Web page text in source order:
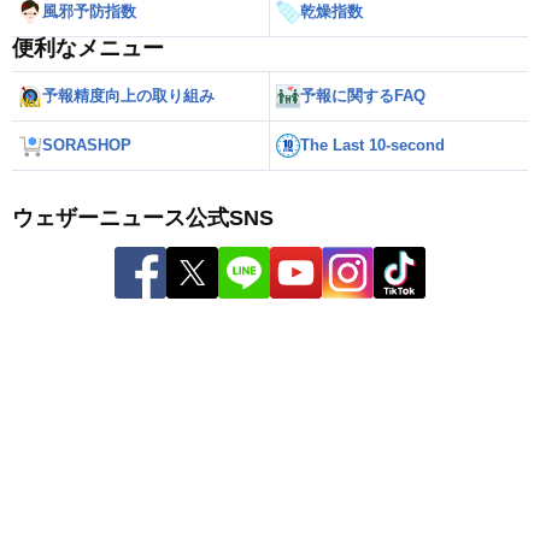
風邪予防指数 乾燥指数
便利なメニュー
予報精度向上の取り組み 予報に関するFAQ
SORASHOP The Last 10-second
ウェザーニュース公式SNS